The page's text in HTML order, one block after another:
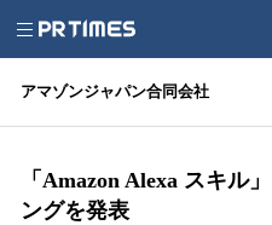
アマゾンジャパン合同会社
「Amazon Alexa スキル
ングを発表